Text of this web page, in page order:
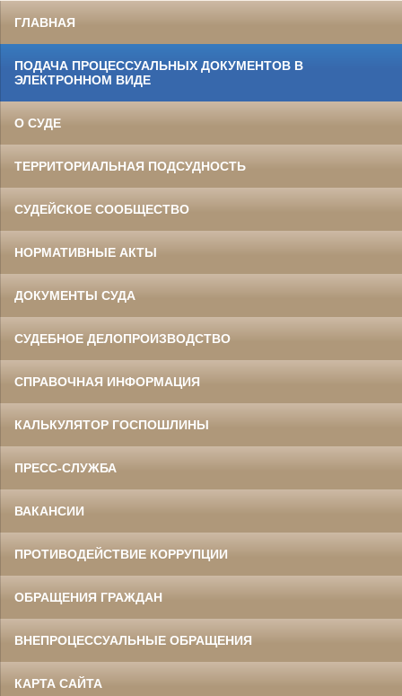
ГЛАВНАЯ
ПОДАЧА ПРОЦЕССУАЛЬНЫХ ДОКУМЕНТОВ В
ЭЛЕКТРОННОМ ВИДЕ
О СУДЕ
ТЕРРИТОРИАЛЬНАЯ ПОДСУДНОСТЬ
СУДЕЙСКОЕ СООБЩЕСТВО
НОРМАТИВНЫЕ АКТЫ
ДОКУМЕНТЫ СУДА
СУДЕБНОЕ ДЕЛОПРОИЗВОДСТВО
СПРАВОЧНАЯ ИНФОРМАЦИЯ
КАЛЬКУЛЯТОР ГОСПОШЛИНЫ
ПРЕСС-СЛУЖБА
ВАКАНСИИ
ПРОТИВОДЕЙСТВИЕ КОРРУПЦИИ
ОБРАЩЕНИЯ ГРАЖДАН
ВНЕПРОЦЕССУАЛЬНЫЕ ОБРАЩЕНИЯ
КАРТА САЙТА